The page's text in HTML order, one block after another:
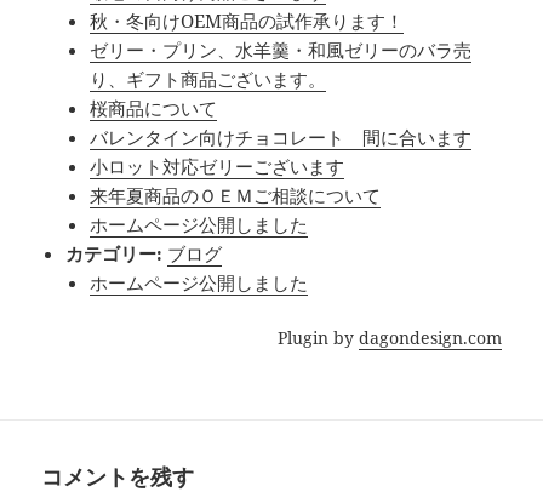
秋・冬向けOEM商品の試作承ります！
ゼリー・プリン、水羊羹・和風ゼリーのバラ売
り、ギフト商品ございます。
桜商品について
バレンタイン向けチョコレート 間に合います
小ロット対応ゼリーございます
来年夏商品のＯＥＭご相談について
ホームページ公開しました
カテゴリー: ブログ
ホームページ公開しました
Plugin by dagondesign.com
コメントを残す